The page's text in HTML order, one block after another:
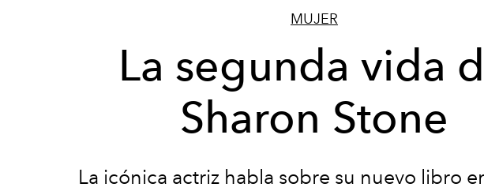
MUJER
La segunda vida
Sharon Stone
La icónica actriz habla sobre su nuevo libro